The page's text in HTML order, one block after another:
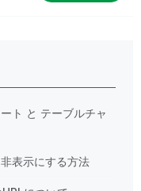
ト と テーブルチャ
表示にする方法